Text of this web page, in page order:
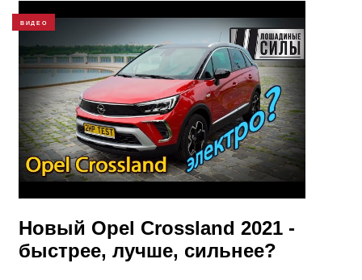
ВИДЕО
Новый Opel Crossland 2021 -
быстрее, лучше, сильнее?